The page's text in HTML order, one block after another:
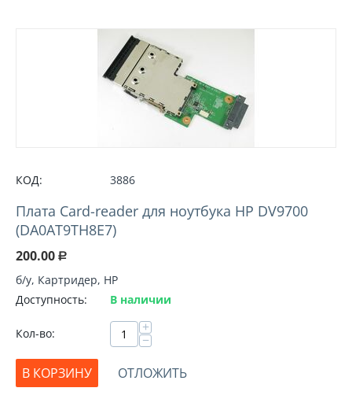
КОД: 3886
Плата Card-reader для ноутбука HP DV9700
(DA0AT9TH8E7)
200.00 Р
б/у, Картридер, HP
Доступность:
В наличии
Кол-во: +
−
В КОРЗИНУ
ОТЛОЖИТЬ